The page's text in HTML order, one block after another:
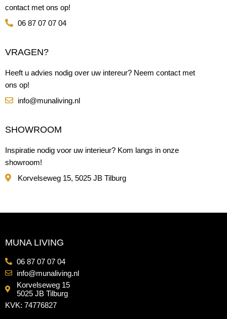
contact met ons op!
06 87 07 07 04
VRAGEN?
Heeft u advies nodig over uw intereur? Neem contact met
ons op!
info@munaliving.nl
SHOWROOM
Inspiratie nodig voor uw interieur? Kom langs in onze
showroom!
Korvelseweg 15, 5025 JB Tilburg
MUNA LIVING
06 87 07 07 04
info@munaliving.nl
Korvelseweg 15
5025 JB Tilburg
KVK: 74776827